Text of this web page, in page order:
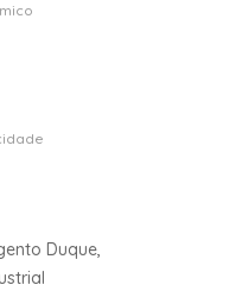
Duque,